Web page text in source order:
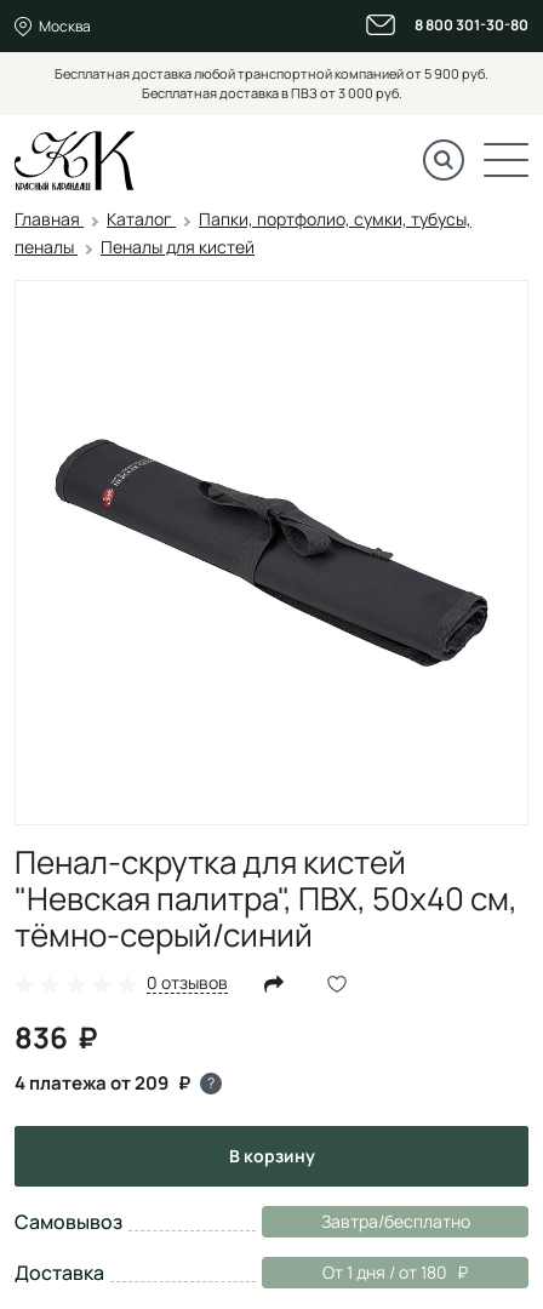
Москва 8 800 301-30-80
Бесплатная доставка любой транспортной компанией от 5 900 руб.
Бесплатная доставка в ПВЗ от 3 000 руб.
Главная Каталог
Папки, портфолио, сумки, тубусы,
пеналы
Пеналы для кистей
Пенал-скрутка для кистей
"Невская палитра", ПВХ, 50х40 см,
тёмно-серый/синий
0 отзывов
836
4 платежа от 209 ?
в корзину
Самовывоз Завтра/бесплатно
Доставка От 1 дня / от 180